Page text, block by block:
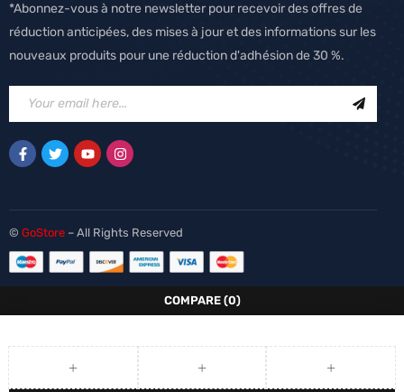
*Abonnez-vous à notre newsletter pour recevoir des offres de
réduction anticipées, des mises à jour et des informations sur les
nouveaux produits pour une réduction d'adhésion de 30 %.
© GoStore – All Rights Reserved
COMPARE (0)